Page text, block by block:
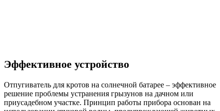
Эффективное устройство
Отпугиватель для кротов на солнечной батарее – эффективное
решение проблемы устранения грызунов на дачном или
приусадебном участке. Принцип работы прибора основан на